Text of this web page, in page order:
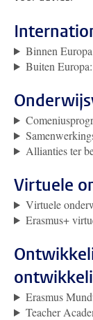
Binnen Europa
Buiten
Allianties ter
Virtuele
Virtuele
Erasmus+
Erasmus
Teacher